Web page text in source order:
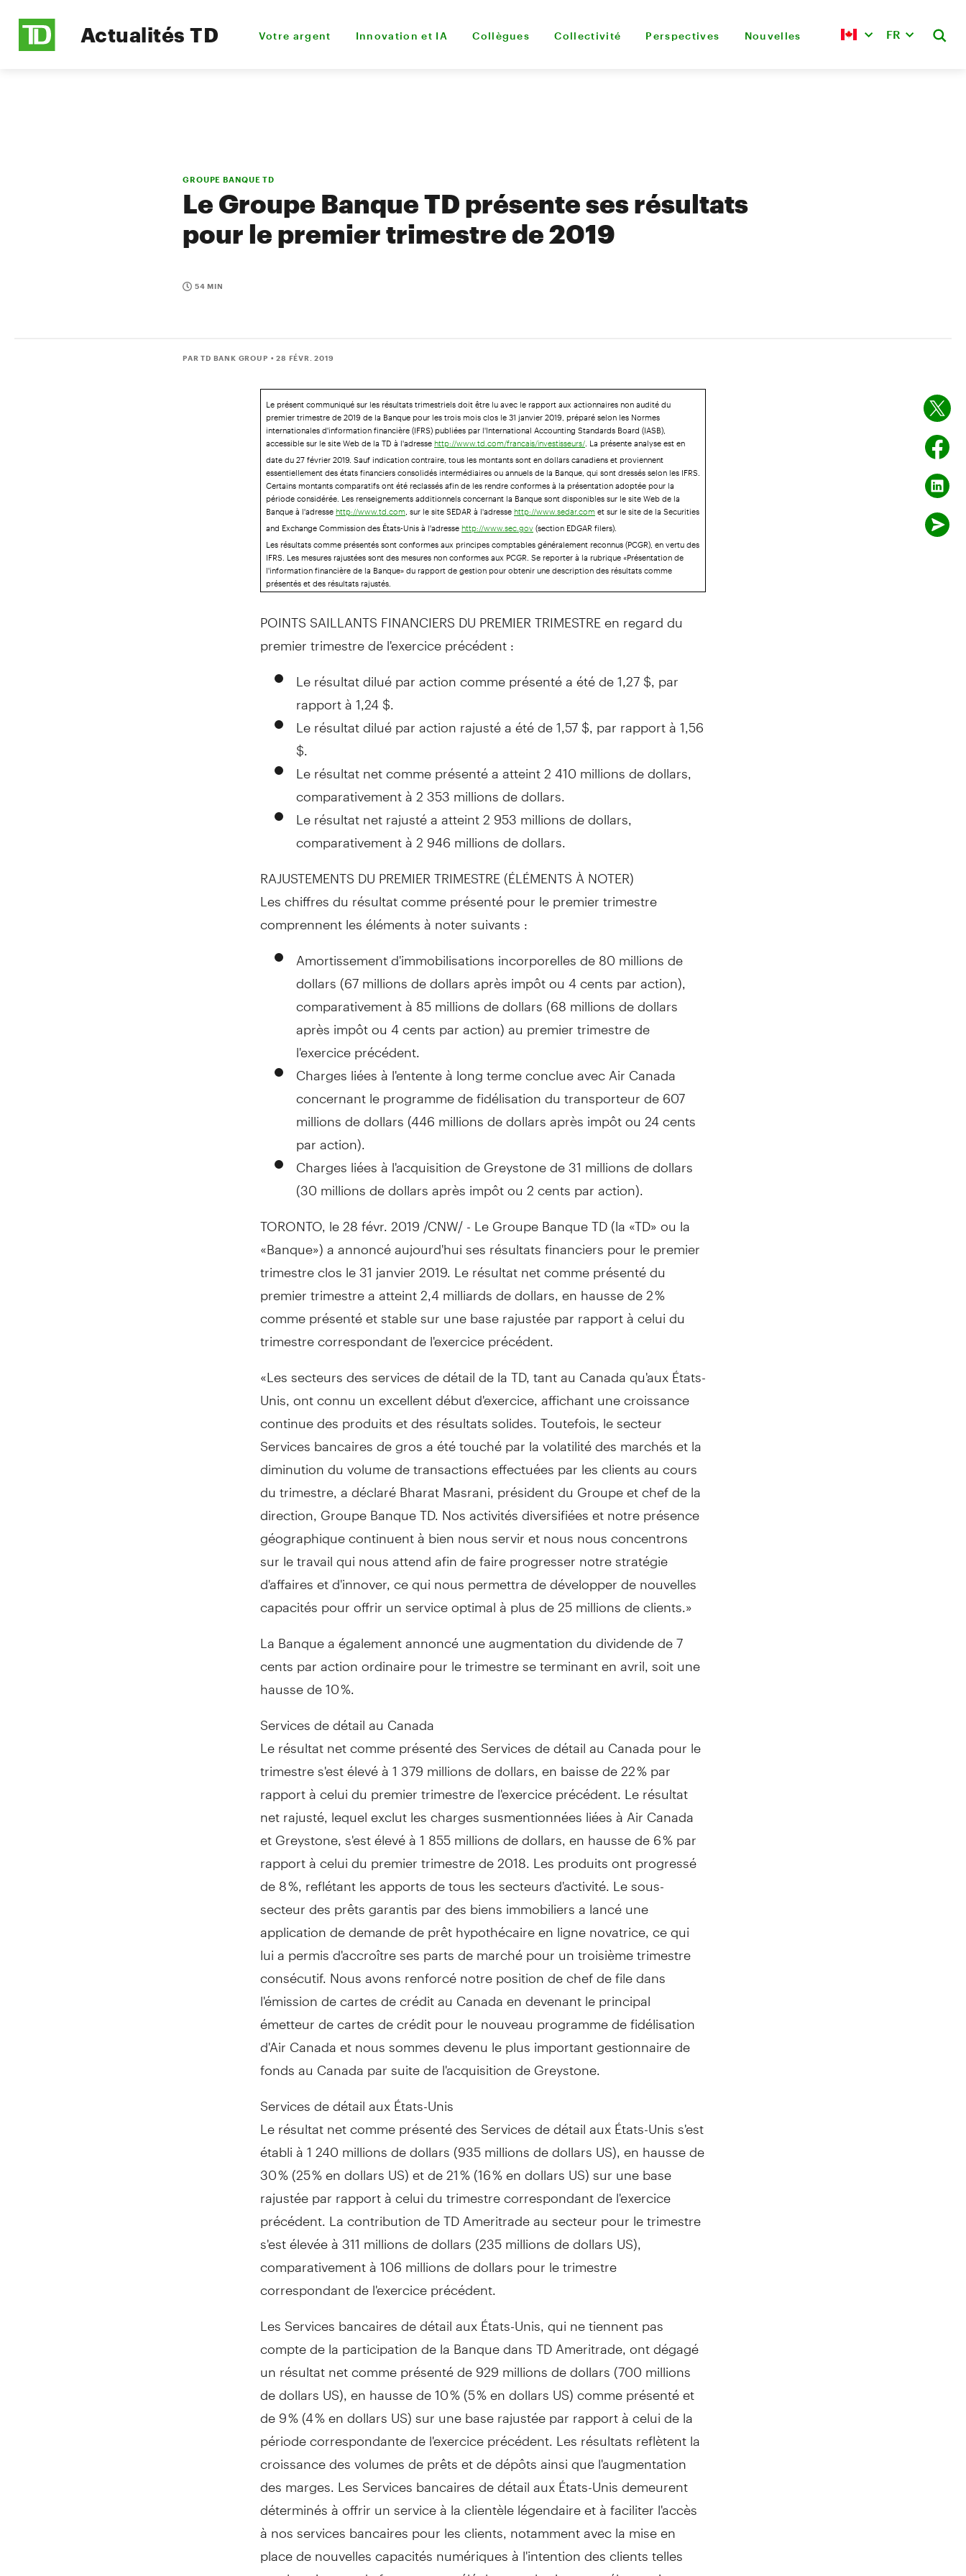
Actualités TD Votre argent Innovation et IA Collègues Collectivité Perspectives Nouvelles FR
GROUPE BANQUE TD
Le Groupe Banque TD présente ses résultats
pour le premier trimestre de 2019
54 MIN
PAR TD BANK GROUP • 28 FÉVR. 2019
Le présent communiqué sur les résultats trimestriels doit être lu avec le rapport aux actionnaires non audité du
premier trimestre de 2019 de la Banque pour les trois mois clos le 31 janvier 2019, préparé selon les Normes
internationales d'information financière (IFRS) publiées par l'International Accounting Standards Board (IASB),
accessible sur le site Web de la TD à l'adressehttp://www.td.com/francais/investisseurs/. La présente analyse est en
date du 27 février 2019. Sauf indication contraire, tous les montants sont en dollars canadiens et proviennent
essentiellement des états financiers consolidés intermédiaires ou annuels de la Banque, qui sont dressés selon les IFRS.
Certains montants comparatifs ont été reclassés afin de les rendre conformes à la présentation adoptée pour la
période considérée. Les renseignements additionnels concernant la Banque sont disponibles sur le site Web de la
Banque à l'adressehttp://www.td.com, sur le site SEDAR à l'adresse http://www.sedar.comet sur le site de la Securities
and Exchange Commission des États-Unis à l'adresse http://www.sec.gov (section EDGAR filers).
Les résultats comme présentés sont conformes aux principes comptables généralement reconnus (PCGR), en vertu des
IFRS. Les mesures rajustées sont des mesures non conformes aux PCGR. Se reporter à la rubrique «Présentation de
l'information financière de la Banque» du rapport de gestion pour obtenir une description des résultats comme
présentés et des résultats rajustés.
POINTS SAILLANTS FINANCIERS DU PREMIER TRIMESTRE en regard du
premier trimestre de l'exercice précédent :
Le résultat dilué par action comme présenté a été de 1,27 $, par
rapport à 1,24 $.
Le résultat dilué par action rajusté a été de 1,57 $, par rapport à 1,56
$.
Le résultat net comme présenté a atteint 2 410 millions de dollars,
comparativement à 2 353 millions de dollars.
Le résultat net rajusté a atteint 2 953 millions de dollars,
comparativement à 2 946 millions de dollars.
RAJUSTEMENTS DU PREMIER TRIMESTRE (ÉLÉMENTS À NOTER)
Les chiffres du résultat comme présenté pour le premier trimestre
comprennent les éléments à noter suivants :
Amortissement d'immobilisations incorporelles de 80 millions de
dollars (67 millions de dollars après impôt ou 4 cents par action),
comparativement à 85 millions de dollars (68 millions de dollars
après impôt ou 4 cents par action) au premier trimestre de
l'exercice précédent.
Charges liées à l'entente à long terme conclue avec Air Canada
concernant le programme de fidélisation du transporteur de 607
millions de dollars (446 millions de dollars après impôt ou 24 cents
par action).
Charges liées à l'acquisition deGreystone de31 millions de dollars
(30 millions de dollars après impôt ou 2 cents par action).
TORONTO , le 28 févr. 2019 /CNW/ -Le Groupe Banque TD(la «TD» ou la
«Banque») a annoncé aujourd'hui ses résultats financiers pour le premier
trimestre clos le 31 janvier 2019. Le résultat net comme présenté du
premier trimestre a atteint 2,4 milliards de dollars, en hausse de 2 %
comme présenté et stable sur une base rajustée par rapport à celui du
trimestre correspondant de l'exercice précédent.
«Les secteurs des services de détail de la TD, tant au Canadaqu'aux États-
Unis, ont connu un excellent début d'exercice, affichant une croissance
continue des produits et des résultats solides. Toutefois, le secteur
Services bancaires de gros a été touché par la volatilité des marchés et la
diminution du volume de transactions effectuées par les clients au cours
du trimestre, a déclaré Bharat Masrani, président du Groupe et chef de la
direction, Groupe Banque TD. Nos activités diversifiées et notre présence
géographique continuent à bien nous servir et nous nous concentrons
sur le travail qui nous attend afin de faire progresser notre stratégie
d'affaires et d'innover, ce qui nous permettra de développer de nouvelles
capacités pour offrir un service optimal à plus de 25 millions de clients.»
La Banque a également annoncé une augmentation du dividende de 7
cents par action ordinaire pour le trimestre se terminant en avril, soit une
hausse de 10 %.
Services de détail au Canada
Le résultat net comme présenté des Services de détail au Canadapour le
trimestre s'est élevé à 1 379 millions de dollars, en baisse de 22 % par
rapport à celui du premier trimestre de l'exercice précédent. Le résultat
net rajusté, lequel exclut les charges susmentionnées liées à Air Canada
et Greystone, s'est élevé à 1 855 millions de dollars, en hausse de 6 % par
rapport à celui du premier trimestre de 2018. Les produits ont progressé
de 8 %, reflétant les apports de tous les secteurs d'activité. Le sous-
secteur des prêts garantis par des biens immobiliers a lancé une
application de demande de prêt hypothécaire en ligne novatrice, ce qui
lui a permis d'accroître ses parts de marché pour un troisième trimestre
consécutif. Nous avons renforcé notre position de chef de file dans
l'émission de cartes de crédit au Canadaen devenant le principal
émetteur de cartes de crédit pour le nouveau programme de fidélisation
d'Air Canada et nous sommes devenu le plus important gestionnaire de
fonds au Canadapar suite de l'acquisition de Greystone.
Services de détail aux États-Unis
Le résultat net comme présenté des Services de détail aux États-Unis s'est
établi à 1 240 millions de dollars (935 millions de dollars US), en hausse de
30 % (25 % en dollars US) et de 21 % (16 % en dollars US) sur une base
rajustée par rapport à celui du trimestre correspondant de l'exercice
précédent. La contribution de TD Ameritrade au secteur pour le trimestre
s'est élevée à 311 millions de dollars (235 millions de dollars US),
comparativement à 106 millions de dollars pour le trimestre
correspondant de l'exercice précédent.
Les Services bancaires de détail aux États-Unis, qui ne tiennent pas
compte de la participation de la Banque dans TD Ameritrade, ont dégagé
un résultat net comme présenté de 929 millions de dollars (700 millions
de dollars US), en hausse de 10 % (5 % en dollars US) comme présenté et
de 9 % (4 % en dollars US) sur une base rajustée par rapport à celui de la
période correspondante de l'exercice précédent. Les résultats reflètent la
croissance des volumes de prêts et de dépôts ainsi que l'augmentation
des marges. Les Services bancaires de détail aux États-Unis demeurent
déterminés à offrir un service à la clientèle légendaire et à faciliter l'accès
à nos services bancaires pour les clients, notamment avec la mise en
place de nouvelles capacités numériques à l'intention des clients telles